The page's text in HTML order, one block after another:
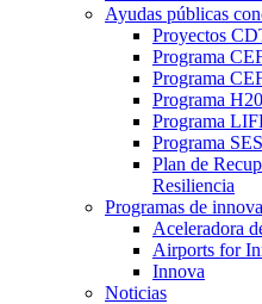
Ayudas públicas
Proyectos
Programa
Programa
Programa
Programa
Programa
Plan de
Resiliencia
Programas de
Aceleradora
Airports for
Innova
Noticias